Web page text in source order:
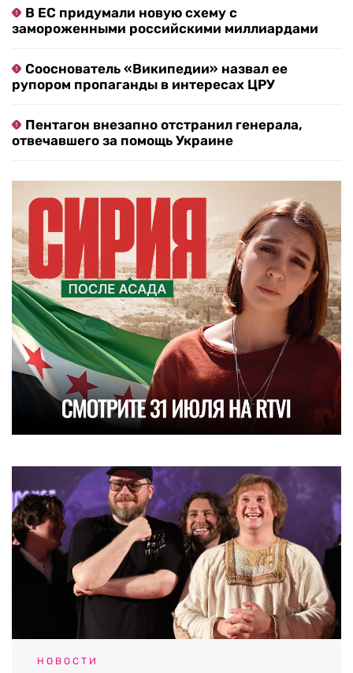
В ЕС придумали новую схему с
замороженными российскими миллиардами
Сооснователь «Википедии» назвал ее
рупором пропаганды в интересах ЦРУ
Пентагон внезапно отстранил генерала,
отвечавшего за помощь Украине
НОВОСТИ